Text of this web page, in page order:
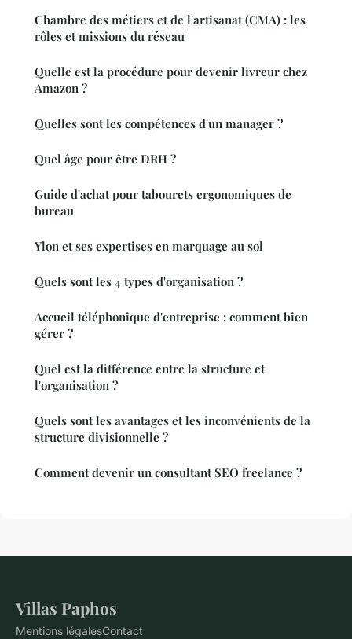
Chambre des métiers et de l'artisanat (CMA) : les
rôles et missions du réseau
Quelle est la procédure pour devenir livreur chez
Amazon ?
Quelles sont les compétences d'un manager ?
Quel âge pour être DRH ?
Guide d'achat pour tabourets ergonomiques de
bureau
Ylon et ses expertises en marquage au sol
Quels sont les 4 types d'organisation ?
Accueil téléphonique d'entreprise : comment bien
gérer ?
Quel est la différence entre la structure et
l'organisation ?
Quels sont les avantages et les inconvénients de la
structure divisionnelle ?
Comment devenir un consultant SEO freelance ?
Villas Paphos
Mentions légalesContact